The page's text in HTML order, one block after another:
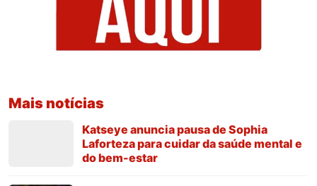
Mais notícias
Katseye anuncia pausa de Sophia
Laforteza para cuidar da saúde mental e
do bem-estar